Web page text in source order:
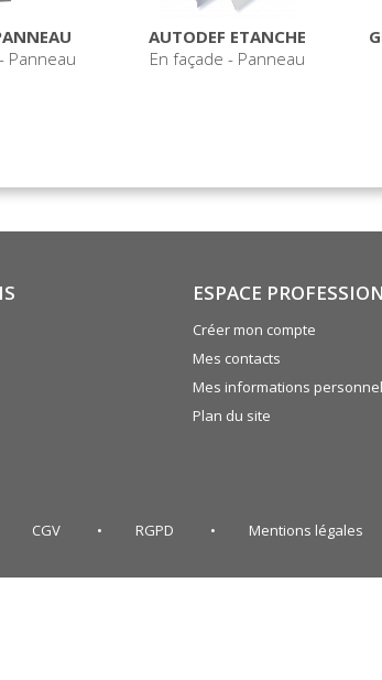
Panneau
AUTODEF ETANCHE
En façade - Panneau
ESPACE
Créer mon compte
Mes contacts
Mes informations
Plan du site
CGV RGPD Mentions légales